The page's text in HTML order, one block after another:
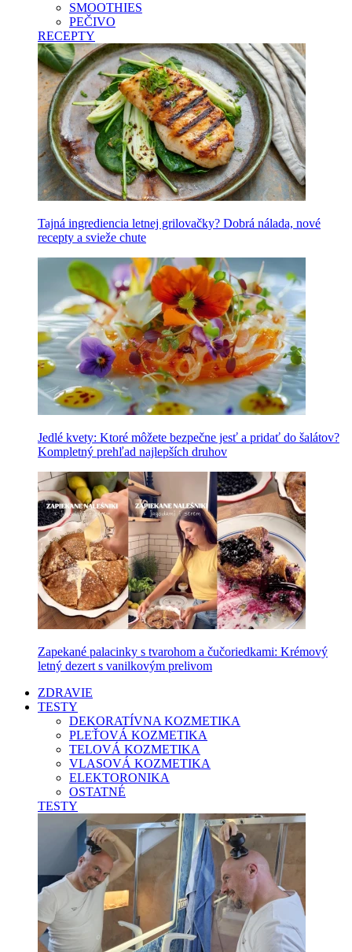
SMOOTHIES
PEČIVO
RECEPTY
Tajná ingrediencia letnej grilovačky? Dobrá nálada, nové
recepty a svieže chute
Jedlé kvety: Ktoré môžete bezpečne jesť a pridať do šalátov?
Kompletný prehľad najlepších druhov
Zapekané palacinky s tvarohom a čučoriedkami: Krémový
letný dezert s vanilkovým prelivom
ZDRAVIE
TESTY
DEKORATÍVNA KOZMETIKA
PLEŤOVÁ KOZMETIKA
TELOVÁ KOZMETIKA
VLASOVÁ KOZMETIKA
ELEKTORONIKA
OSTATNÉ
TESTY